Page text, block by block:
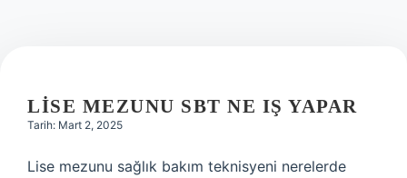
LISE MEZUNU SBT NE IŞ YAPAR
Tarih: Mart 2, 2025
Lise mezunu sağlık bakım teknisyeni nerelerde